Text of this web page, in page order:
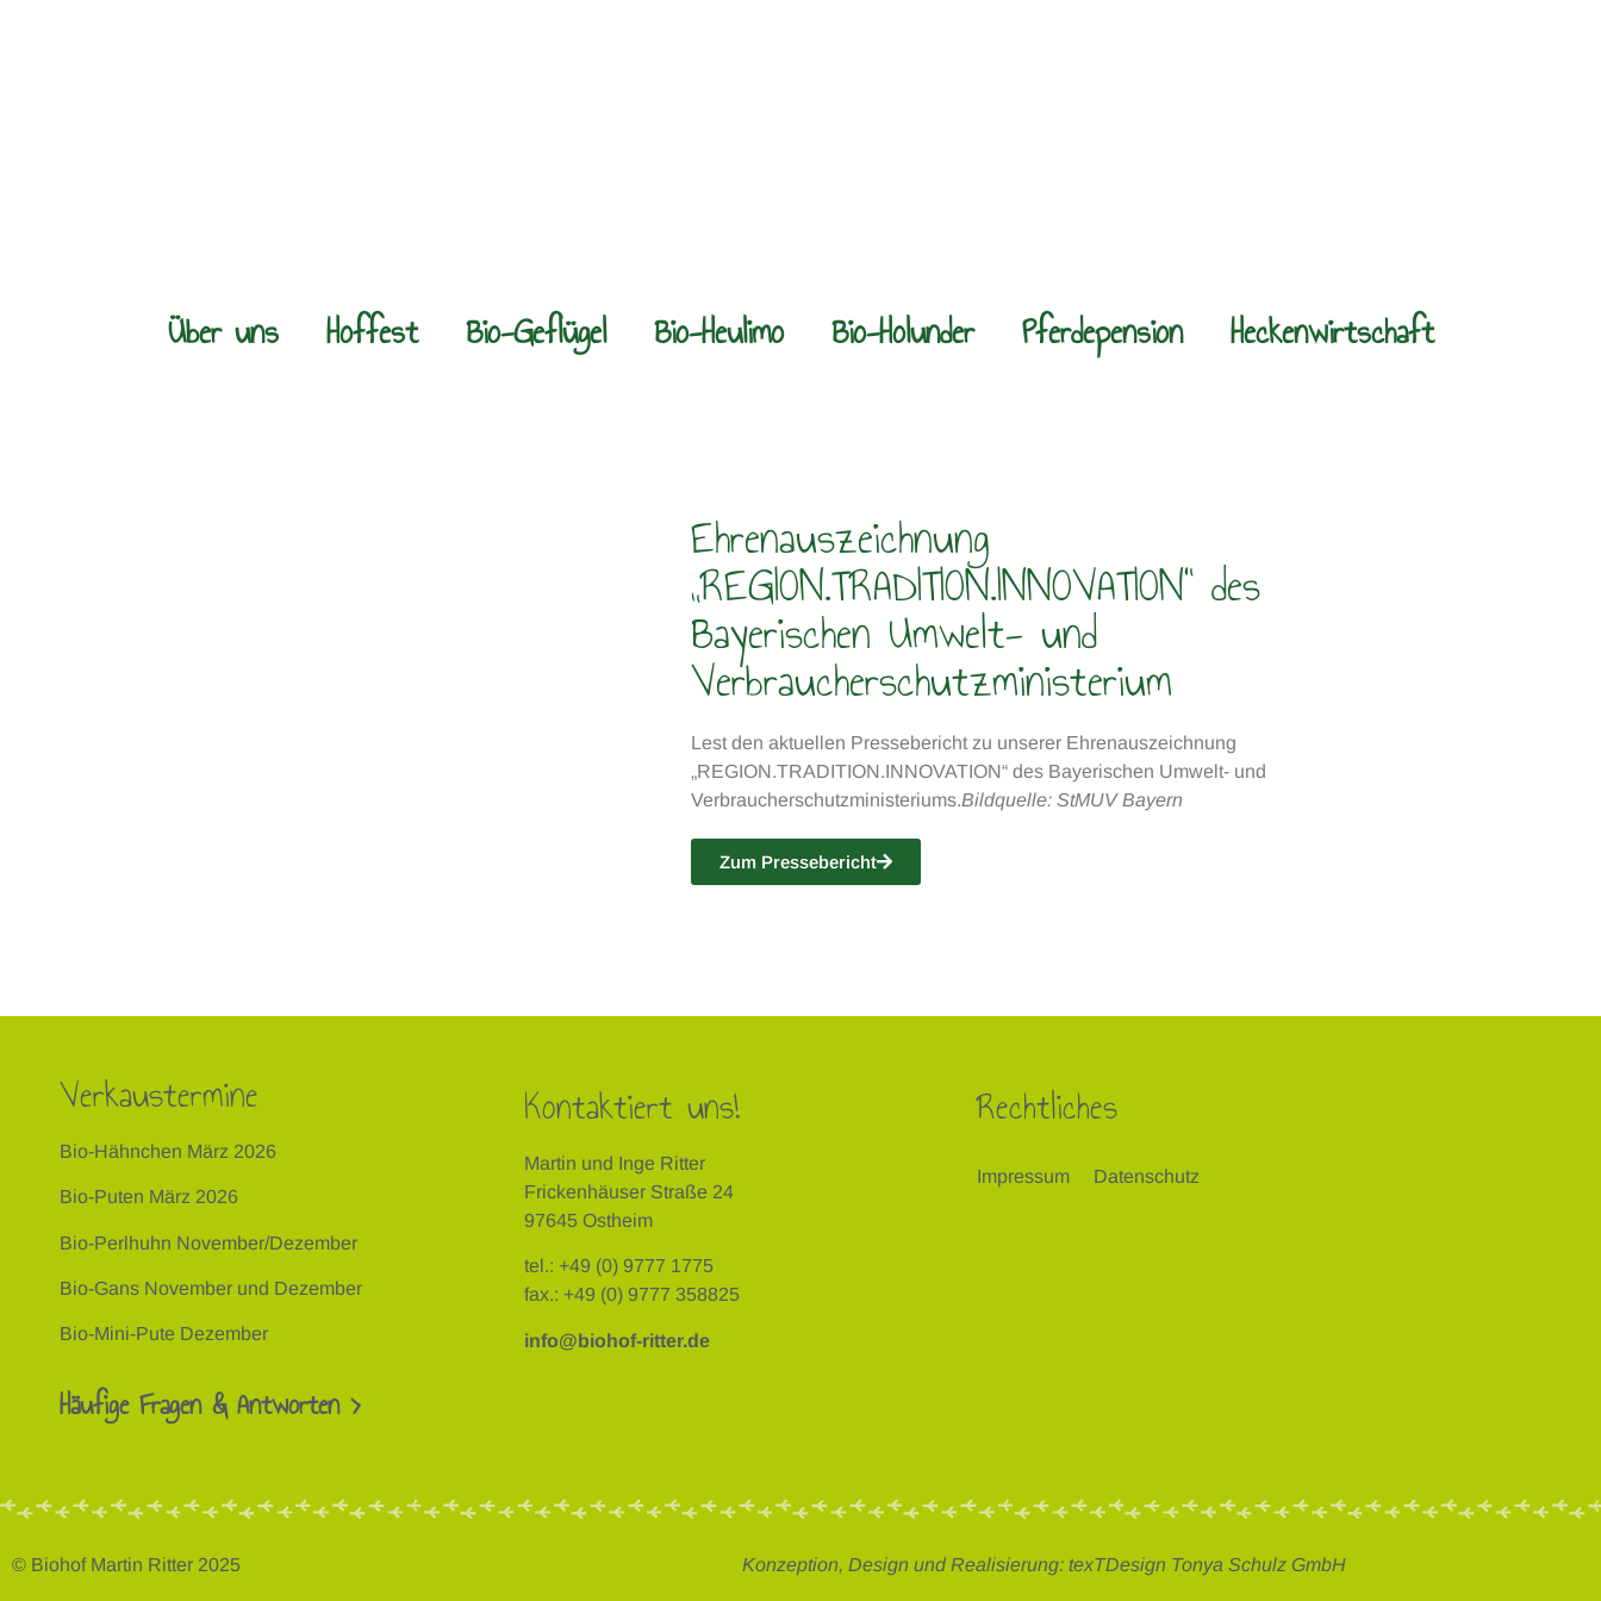
Über uns Hoffest Bio-Geflügel Bio-Heulimo Bio-Holunder Pferdepension Heckenwirtschaft
Ehrenauszeichnung
„REGION.TRADITION.INNOVATION“ des
Bayerischen Umwelt- und
Verbraucherschutzministerium
Lest den aktuellen Pressebericht zu unserer Ehrenauszeichnung
„REGION.TRADITION.INNOVATION“ des Bayerischen Umwelt- und
Verbraucherschutzministeriums.Bildquelle: StMUV Bayern
Zum Pressebericht
Verkaustermine
Bio-Hähnchen März 2026
Bio-Puten März 2026
Bio-Perlhuhn November/Dezember
Bio-Gans November und Dezember
Bio-Mini-Pute Dezember
Häufige Fragen & Antworten >
Kontaktiert uns!
Martin und Inge Ritter
Frickenhäuser Straße 24
97645 Ostheim
tel.: +49 (0) 9777 1775
fax.: +49 (0) 9777 358825
info@biohof-ritter.de
Rechtliches
Impressum Datenschutz
© Biohof Martin Ritter 2025 Konzeption, Design und Realisierung: texTDesign Tonya Schulz GmbH